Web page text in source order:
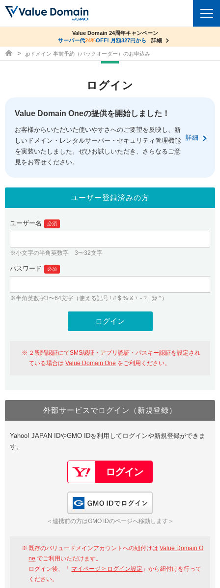
ドメイントップ
ドメイン移管
ドメイン価格一覧
ドメイン一括検索
.jpドメインオークション
gTLDオークション NEW!
.jpドメインバックオーダー
プレミアムドメイン
人気ドメインの種類
WHOIS検索
コアサーバー
バリューサーバー
XREA
セキュリティトップ
Value Domain ネットde診断
SSL証明書
サービストップ
お得意様割引
紹介制度
バリュードメインAPI
ドメイン・ホスティングOEM
facebook
ログイン
従来のバリュードメインをご利用希望の方
Value Domainにログイン
おすすめ One レンタルサーバーを含む最新の機能を使う方
Value Domain Oneにログイン
Google
GMO ID Amazon
※AmazonはValue Domain Oneのログイン画面へ遷移します
ユーザー登録
Value Domain Oneアカウント作成
以下でも登録可能
Google Yahoo!
GMO ID
co.jpドメイン✕コアサーバーV2ビジネス応援キャンペーン
サーバー料金1年間無料
詳細
Value Domain 24周年キャンペーン
サーバー代24%OFF! 月額327円から 詳細
ドメイン取得ならバリュードメイン
.jpドメイン 事前予約（バックオーダー）のお申込み
ログイン
Value Domain Oneの提供を開始しました！
お客様からいただいた使いやすさへのご要望を反映し、新
しいドメイン・レンタルサーバー・セキュリティ管理機能
を実装いたしました。ぜひお試しいただき、さらなるご意
見をお寄せください。
詳細
ユーザー登録済みの方
ユーザー名 必須
※小文字の半角英数字 3〜32文字
パスワード 必須
※半角英数字3〜64文字（使える記号 ! # $ % & + - ? . @ ^）
２段階認証にてSMS認証・アプリ認証・パスキー認証を設定され
ている場合はValue Domain One をご利用ください。
外部サービスでログイン（新規登録）
Yahoo! JAPAN IDやGMO IDを利用してログインや新規登録ができま
す。
＜連携前の方はGMO IDのページへ移動します＞
既存のバリュードメインアカウントへの紐付けはValue Domain O
ne でご利用いただけます。
ログイン後、「 マイページ > ログイン設定 」から紐付けを行って
ください。